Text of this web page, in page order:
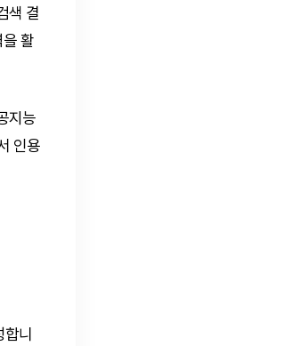
색 결
활
지능
인용
합니